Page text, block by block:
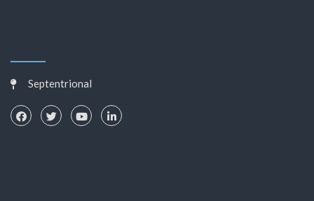
Septentrional